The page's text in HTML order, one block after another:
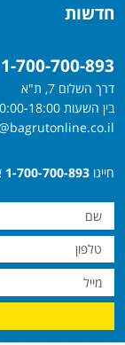
חדשות
1-700-700-893
דרך השלום 7, ת"א
בין השעות 10:00-18:00
חייגו 1-700-700-893